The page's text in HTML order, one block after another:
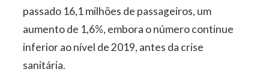
passado 16,1 milhões de passageiros, um
aumento de 1,6%, embora o número continue
inferior ao nível de 2019, antes da crise
sanitária.